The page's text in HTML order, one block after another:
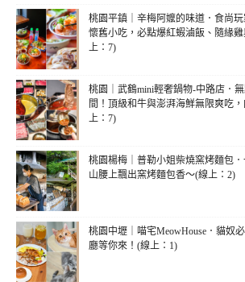
桃園平鎮｜辛梅阿嬤的味道．食尚
懷舊小吃，必點爆紅蝦滷飯、隨緣
上：7)
桃園｜武鶴mini輕奢鍋物-中路店．
間！頂級和牛與澎湃海鮮無限爽吃
上：7)
桃園楊梅｜普勒小姐柴燒窯烤麵包
山腰上飄出窯烤麵包香～(線上：2)
桃園中壢｜喵宅MeowHouse．貓奴
廳等你來！(線上：1)